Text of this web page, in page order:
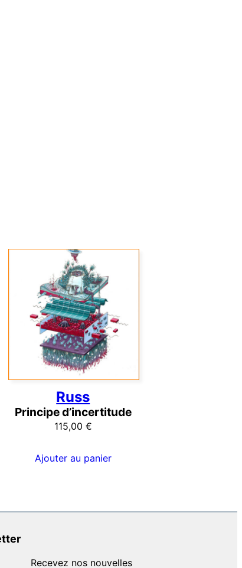
Russ
Principe d’incertitude
115,00 €
Ajouter au panier
Recevez nos nouvelles